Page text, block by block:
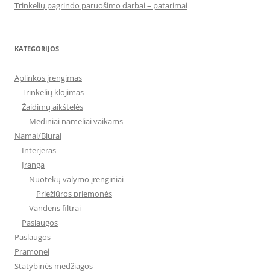
Trinkelių pagrindo paruošimo darbai – patarimai
KATEGORIJOS
Aplinkos įrengimas
Trinkelių klojimas
Žaidimų aikštelės
Mediniai nameliai vaikams
Namai/Biurai
Interjeras
Įranga
Nuotekų valymo įrenginiai
Priežiūros priemonės
Vandens filtrai
Paslaugos
Paslaugos
Pramonei
Statybinės medžiagos